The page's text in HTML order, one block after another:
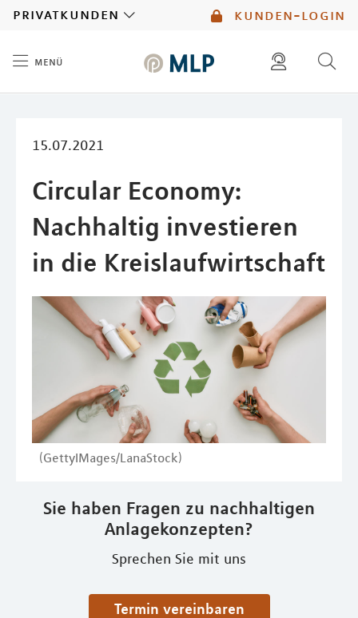
kunden-login
privatkunden
menü
15.07.2021
Circular Economy:
Nachhaltig investieren
in die Kreislaufwirtschaft
(GettyIMages/LanaStock)
Sie haben Fragen zu nachhaltigen
Anlagekonzepten?
Sprechen Sie mit uns
Termin vereinbaren